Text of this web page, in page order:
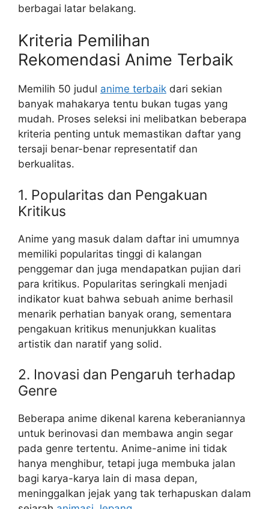
berbagai latar belakang.
Kriteria Pemilihan
Rekomendasi Anime Terbaik
Memilih 50 judul anime terbaik dari sekian
banyak mahakarya tentu bukan tugas yang
mudah. Proses seleksi ini melibatkan beberapa
kriteria penting untuk memastikan daftar yang
tersaji benar-benar representatif dan
berkualitas.
1. Popularitas dan Pengakuan
Kritikus
Anime yang masuk dalam daftar ini umumnya
memiliki popularitas tinggi di kalangan
penggemar dan juga mendapatkan pujian dari
para kritikus. Popularitas seringkali menjadi
indikator kuat bahwa sebuah anime berhasil
menarik perhatian banyak orang, sementara
pengakuan kritikus menunjukkan kualitas
artistik dan naratif yang solid.
2. Inovasi dan Pengaruh terhadap
Genre
Beberapa anime dikenal karena keberaniannya
untuk berinovasi dan membawa angin segar
pada genre tertentu. Anime-anime ini tidak
hanya menghibur, tetapi juga membuka jalan
bagi karya-karya lain di masa depan,
meninggalkan jejak yang tak terhapuskan dalam